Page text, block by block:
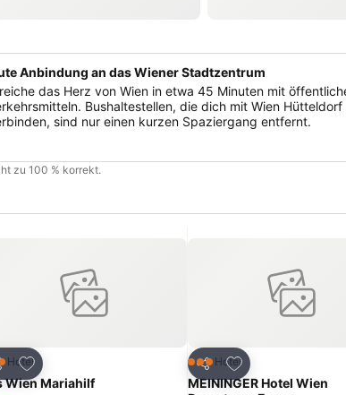
Anbindung an das Wiener Stadtzentrum
das Herz von Wien in etwa 45 Minuten mit
Bushaltestellen, die dich mit Wien Hütteldorf
sind nur einen kurzen Spaziergang entfernt.
zu 100 % korrekt.
Zu Favoriten hinzufügen
Hotel
Wien Mariahilf
Teilen
Zu Favoriten
3 SterneHotel
MEININGER Hotel Wien